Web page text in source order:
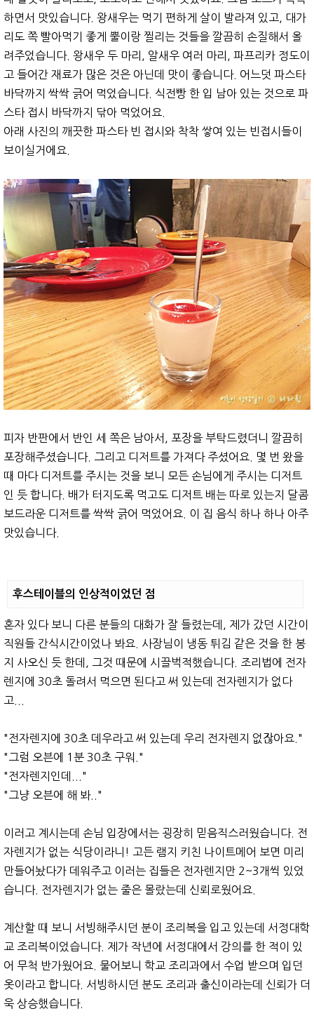
하면서 맛있습니다. 왕새우는 먹기 편하게 살이 발라져 있고, 대가
리도 쪽 빨아먹기 좋게 뿔이랑 찔리는 것들을 깔끔히 손질해서 올
려주었습니다. 왕새우 두 마리, 알새우 여러 마리, 파프리카 정도이
고 들어간 재료가 많은 것은 아닌데 맛이 좋습니다. 어느덧 파스타
바닥까지 싹싹 긁어 먹었습니다. 식전빵 한 입 남아 있는 것으로 파
스타 접시 바닥까지 닦아 먹었어요.
아래 사진의 깨끗한 파스타 빈 접시와 착착 쌓여 있는 빈접시들이
보이실거에요.
피자 반판에서 반인 세 쪽은 남아서, 포장을 부탁드렸더니 깔끔히
포장해주셨습니다. 그리고 디저트를 가져다 주셨어요. 몇 번 왔을
때 마다 디저트를 주시는 것을 보니 모든 손님에게 주시는 디저트
인 듯 합니다. 배가 터지도록 먹고도 디저트 배는 따로 있는지 달콤
보드라운 디저트를 싹싹 긁어 먹었어요. 이 집 음식 하나 하나 아주
맛있습니다.
후스테이블의 인상적이었던 점
혼자 있다 보니 다른 분들의 대화가 잘 들렸는데, 제가 갔던 시간이
직원들 간식시간이었나 봐요. 사장님이 냉동 튀김 같은 것을 한 봉
지 사오신 듯 한데, 그것 때문에 시끌벅적했습니다. 조리법에 전자
렌지에 30초 돌려서 먹으면 된다고 써 있는데 전자렌지가 없다
고...
"전자렌지에 30초 데우라고 써 있는데 우리 전자렌지 없잖아요."
"그럼 오븐에 1분 30초 구워."
"전자렌지인데..."
"그냥 오븐에 해 봐.."
이러고 계시는데 손님 입장에서는 굉장히 믿음직스러웠습니다. 전
자렌지가 없는 식당이라니! 고든 램지 키친 나이트메어 보면 미리
만들어놨다가 데워주고 이러는 집들은 전자렌지만 2~3개씩 있었
습니다. 전자렌지가 없는 줄은 몰랐는데 신뢰로웠어요.
계산할 때 보니 서빙해주시던 분이 조리복을 입고 있는데 서정대학
교 조리복이었습니다. 제가 작년에 서정대에서 강의를 한 적이 있
어 무척 반가웠어요. 물어보니 학교 조리과에서 수업 받으며 입던
옷이라고 합니다. 서빙하시던 분도 조리과 출신이라는데 신뢰가 더
욱 상승했습니다.